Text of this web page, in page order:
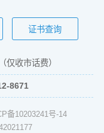
证书查询
（仅收市话费）
8671
备10203241号-14